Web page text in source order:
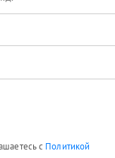
с Политикой